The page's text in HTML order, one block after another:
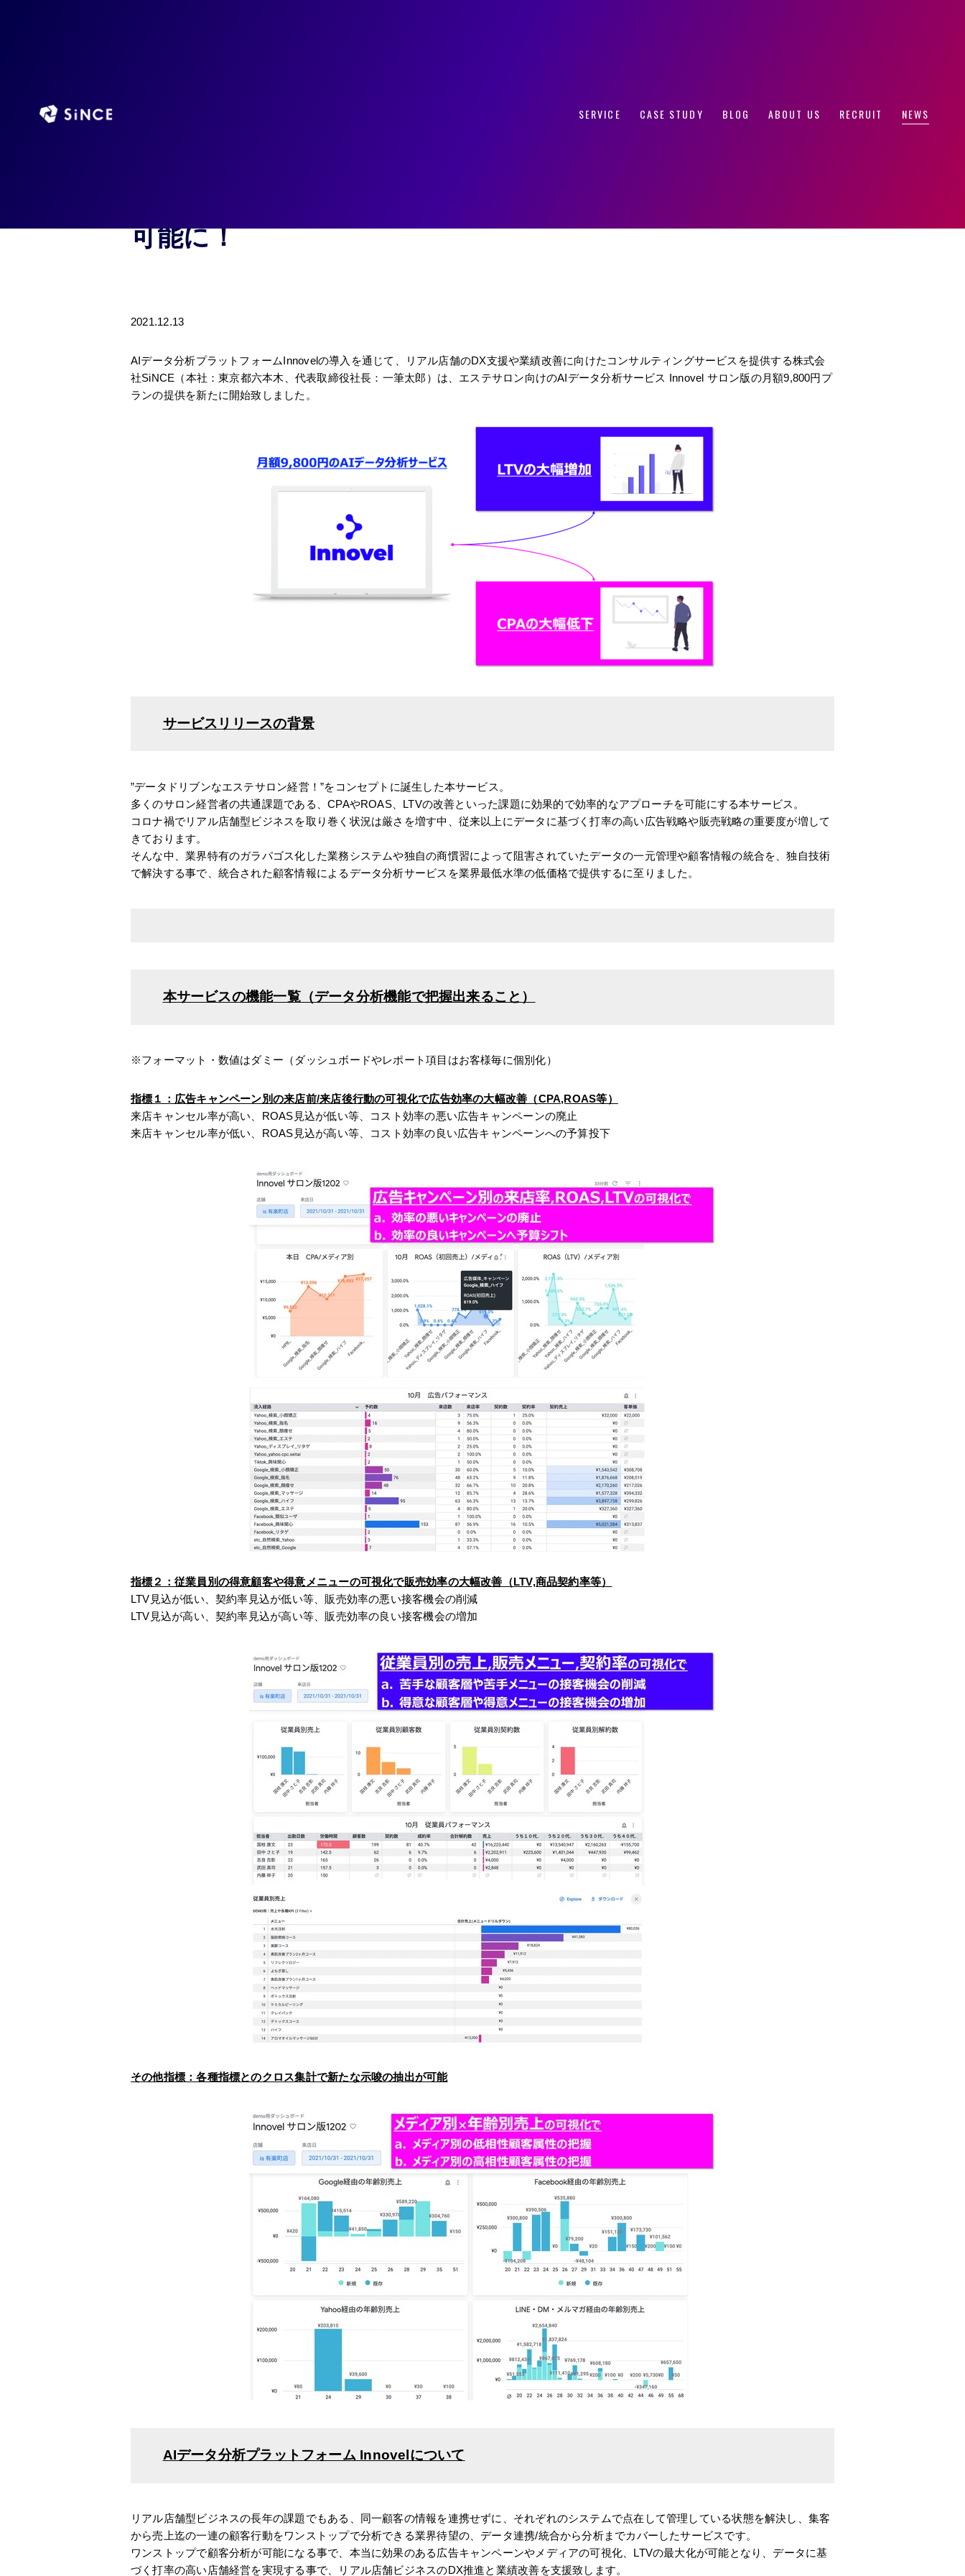
SERVICE CASE STUDY BLOG ABOUT US RECRUIT NEWS
HOME NEWS サロン向けAIデータ分析サービスを月額9,800円から提供開始！統合顧客データの活用でCPAやLTV,契約率の大幅改善が可能に！
可能に！
2021.12.13
AIデータ分析プラットフォームInnovelの導入を通じて、リアル店舗のDX支援や業績改善に向けたコンサルティングサービスを提供する株式会
社SiNCE（本社：東京都六本木、代表取締役社長：一筆太郎）は、エステサロン向けのAIデータ分析サービス Innovel サロン版の月額9,800円プ
ランの提供を新たに開始致しました。
サービスリリースの背景
”データドリブンなエステサロン経営！”をコンセプトに誕生した本サービス。
多くのサロン経営者の共通課題である、CPAやROAS、LTVの改善といった課題に効果的で効率的なアプローチを可能にする本サービス。
コロナ禍でリアル店舗型ビジネスを取り巻く状況は厳さを増す中、従来以上にデータに基づく打率の高い広告戦略や販売戦略の重要度が増して
きております。
そんな中、業界特有のガラパゴス化した業務システムや独自の商慣習によって阻害されていたデータの一元管理や顧客情報の統合を、独自技術
で解決する事で、統合された顧客情報によるデータ分析サービスを業界最低水準の低価格で提供するに至りました。
本サービスの機能一覧（データ分析機能で把握出来ること）
※フォーマット・数値はダミー（ダッシュボードやレポート項目はお客様毎に個別化）
指標１：広告キャンペーン別の来店前/来店後行動の可視化で広告効率の大幅改善（CPA,ROAS等）
来店キャンセル率が高い、ROAS見込が低い等、コスト効率の悪い広告キャンペーンの廃止
来店キャンセル率が低い、ROAS見込が高い等、コスト効率の良い広告キャンペーンへの予算投下
指標２：従業員別の得意顧客や得意メニューの可視化で販売効率の大幅改善（LTV,商品契約率等）
LTV見込が低い、契約率見込が低い等、販売効率の悪い接客機会の削減
LTV見込が高い、契約率見込が高い等、販売効率の良い接客機会の増加
その他指標：各種指標とのクロス集計で新たな示唆の抽出が可能
AIデータ分析プラットフォーム Innovelについて
リアル店舗型ビジネスの長年の課題でもある、同一顧客の情報を連携せずに、それぞれのシステムで点在して管理している状態を解決し、集客
から売上迄の一連の顧客行動をワンストップで分析できる業界待望の、データ連携/統合から分析までカバーしたサービスです。
ワンストップで顧客分析が可能になる事で、本当に効果のある広告キャンペーンやメディアの可視化、LTVの最大化が可能となり、データに基
づく打率の高い店舗経営を実現する事で、リアル店舗ビジネスのDX推進と業績改善を支援致します。